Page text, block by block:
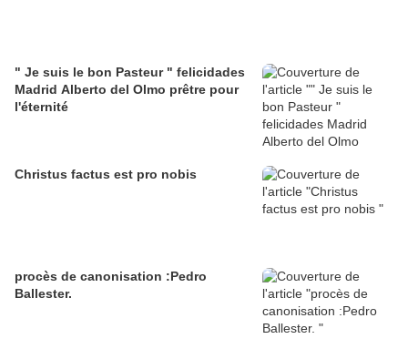
" Je suis le bon Pasteur " felicidades
Madrid Alberto del Olmo prêtre pour
l'éternité
Christus factus est pro nobis
procès de canonisation :Pedro
Ballester.